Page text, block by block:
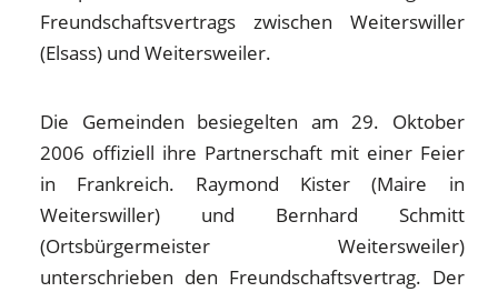
Freundschaftsvertrags zwischen Weiterswiller
(Elsass) und Weitersweiler.
Die Gemeinden besiegelten am 29. Oktober
2006 offiziell ihre Partnerschaft mit einer Feier
in Frankreich. Raymond Kister (Maire in
Weiterswiller) und Bernhard Schmitt
(Ortsbürgermeister Weitersweiler)
unterschrieben den Freundschaftsvertrag. Der